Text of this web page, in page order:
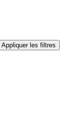
Appliquer les filtres